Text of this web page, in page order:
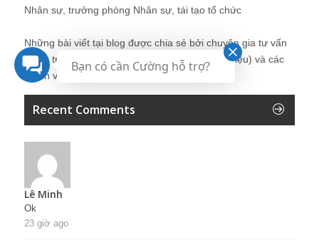
Nhân sự, trưởng phòng Nhân sự, tái tạo tổ chức
Những bài viết tại blog được chia sẻ bởi chuyên gia tư vấn
Quản trị Nhân sự Nguyễn Hùng Cường (
giới thiệu) và các
thành viên khác trong cộng đồng Nhân sự.
Recent Comments
Lê Minh
Ok
23 giờ ago
Bạn có cần Cường hỗ trợ?